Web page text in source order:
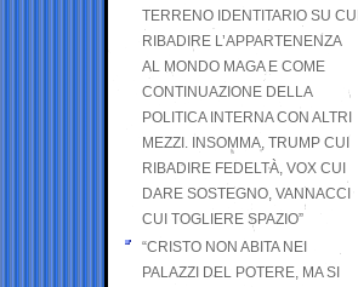
TERRENO IDENTITARIO SU CUI
RIBADIRE L’APPARTENENZA
AL MONDO MAGA E COME
CONTINUAZIONE DELLA
POLITICA INTERNA CON ALTRI
MEZZI. INSOMMA, TRUMP CUI
RIBADIRE FEDELTÀ, VOX CUI
DARE SOSTEGNO, VANNACCI
CUI TOGLIERE SPAZIO”
“CRISTO NON ABITA NEI
PALAZZI DEL POTERE, MA SI